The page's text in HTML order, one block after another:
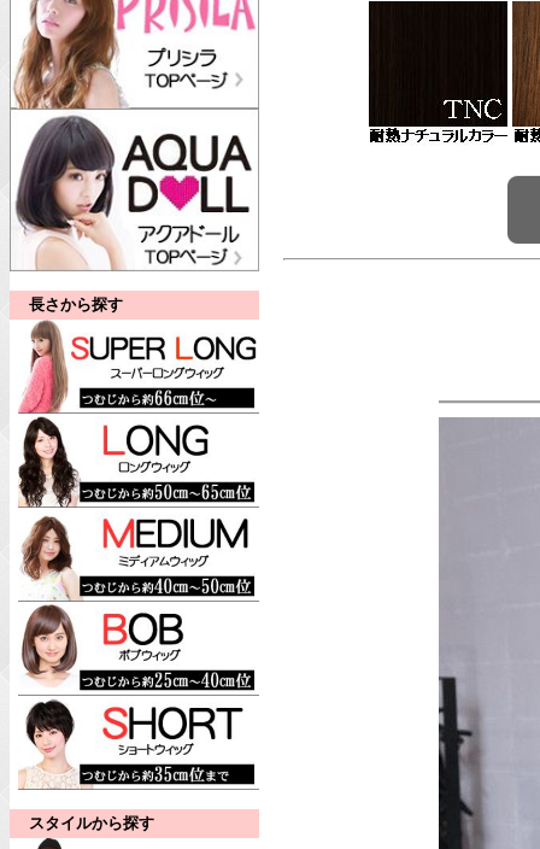
長さから探す
スタイルから探す